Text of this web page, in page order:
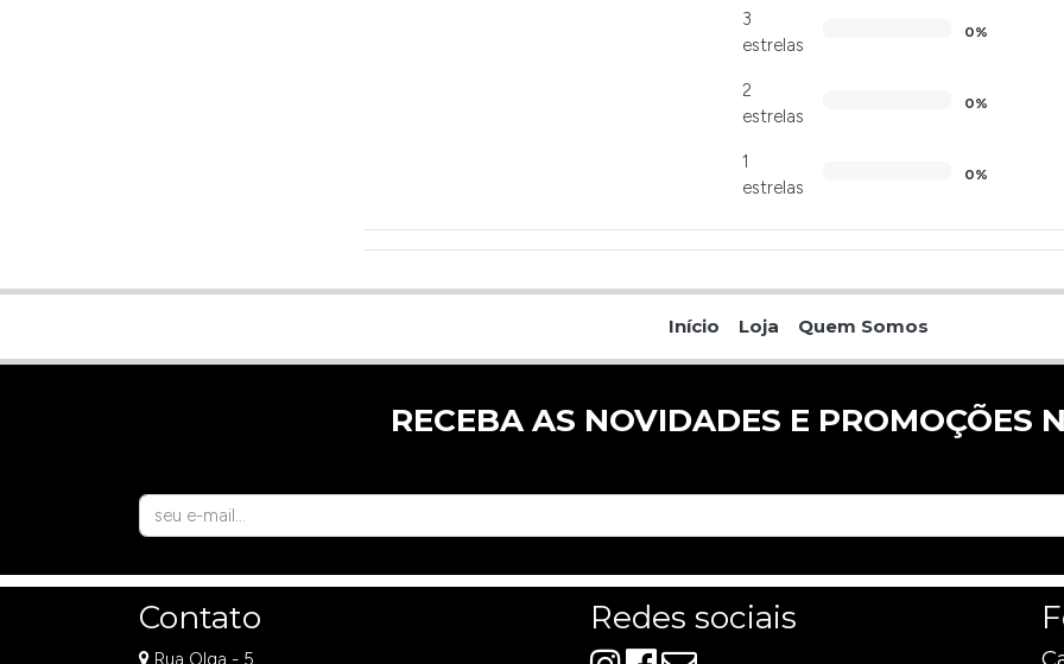
3
estrelas
0%
2
estrelas
0%
1
estrelas
0%
Início Loja Quem Somos
RECEBA AS NOVIDADES E PROMOÇÕES
Contato
Rua Olga - 5
Redes sociais